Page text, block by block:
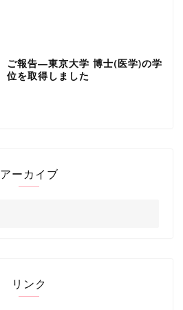
ご報告―東京大学 博士(医学)の学
位を取得しました
アーカイブ
リンク